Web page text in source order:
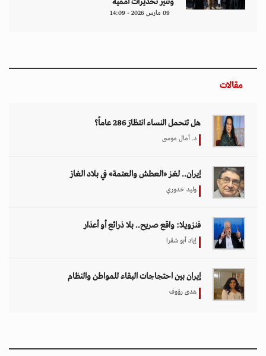
09 مارس 2026 - 14:09
مقالات
هل تتحمل النساء انتظارَ 286 عاماً؟
د. آمال موسى
إيران.. لغز «العطش والعتمة» في بلاد الغاز
وليد خدوري
فنزويلا: واقع صريح.. بلا ذرائع أو أعذار
إياد أبو شقرا
إيران بين احتجاجات البقاء للمواطن والنظام
هدى رؤوف